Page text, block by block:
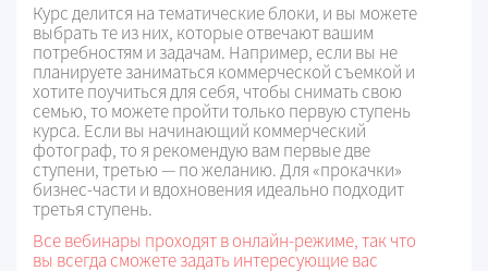
Курс делится на тематические блоки, и вы можете
выбрать те из них, которые отвечают вашим
потребностям и задачам. Например, если вы не
планируете заниматься коммерческой съемкой и
хотите поучиться для себя, чтобы снимать свою
семью, то можете пройти только первую ступень
курса. Если вы начинающий коммерческий
фотограф, то я рекомендую вам первые две
ступени, третью — по желанию. Для «прокачки»
бизнес-части и вдохновения идеально подходит
третья ступень.
Все вебинары проходят в онлайн-режиме, так что
вы всегда сможете задать интересующие вас